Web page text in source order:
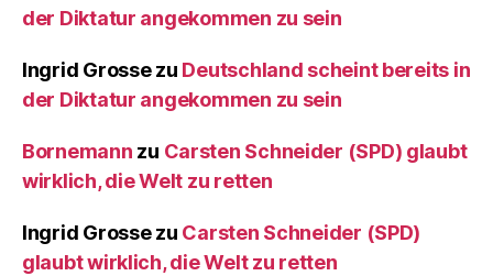
der Diktatur angekommen zu sein
Ingrid Grossezu Deutschland scheint bereits in
der Diktatur angekommen zu sein
Bornemann zu Carsten Schneider (SPD) glaubt
wirklich, die Welt zu retten
Ingrid Grossezu Carsten Schneider (SPD)
glaubt wirklich, die Welt zu retten